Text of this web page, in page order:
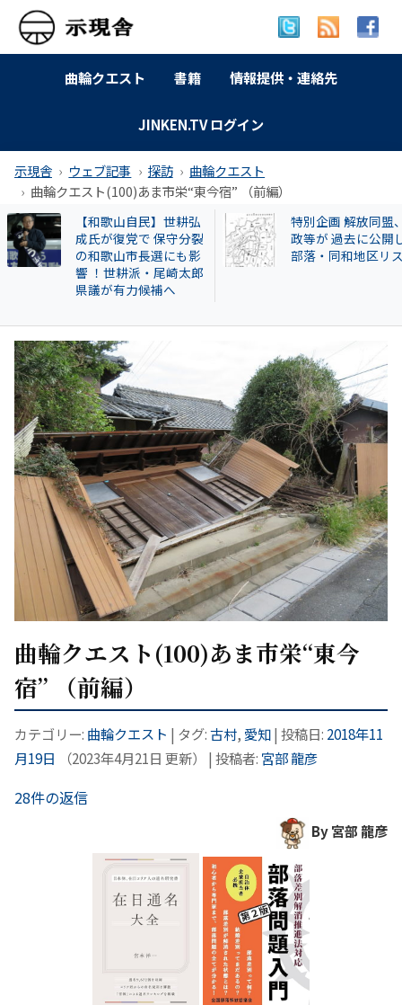
曲輪クエスト 書籍 情報提供・連絡先
JINKEN.TV ログイン
示現舎 ウェブ記事 探訪
曲輪クエスト
曲輪クエスト(100)あま市栄“東今宿” （前編）
特別企画 解放同盟、行
政等が 過去に公開した
部落・同和地区リスト
曲輪クエスト(462)
本町広瀬
曲輪クエスト(100)あま市栄“東今
宿” （前編）
カテゴリー: 曲輪クエスト | タグ:古村, 愛知| 投稿日: 2018年11
月19日
（2023年4月21日 更新） | 投稿者: 宮部 龍彦
28件の返信
By 宮部 龍彦